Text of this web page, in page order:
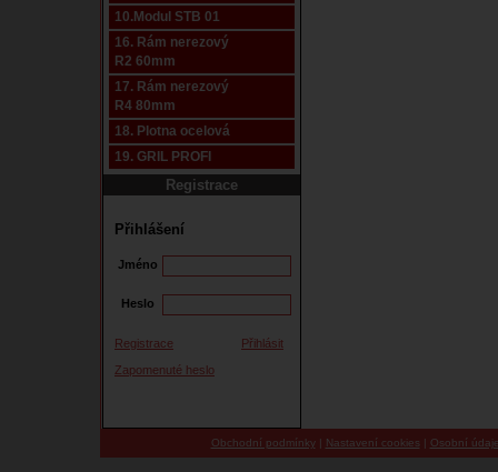
10.Modul STB 01
16. Rám nerezový
R2 60mm
17. Rám nerezový
R4 80mm
18. Plotna ocelová
19. GRIL PROFI
Registrace
Přihlášení
Jméno
Heslo
Registrace
Přihlásit
Zapomenuté heslo
Obchodní podmínky| Nastavení cookies | Osobní